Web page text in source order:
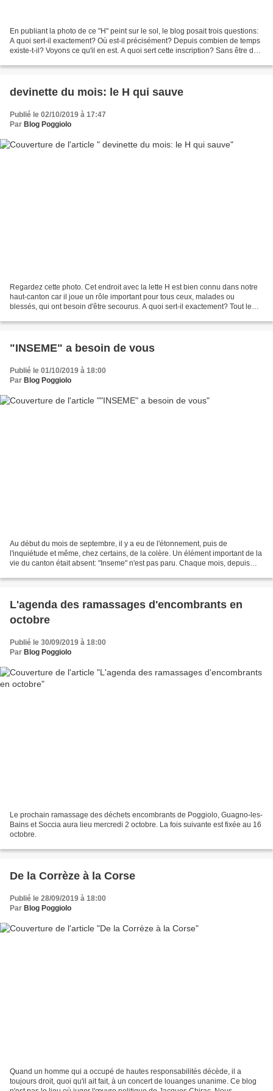
En publiant la photo de ce "H" peint sur le sol, le blog posait trois questions:
A quoi sert-il exactement? Où est-il précisément? Depuis combien de temps
existe-t-il? Voyons ce qu'il en est. A quoi sert cette inscription? Sans être de
devinette du mois: le H qui sauve
Publié le 02/10/2019 à 17:47
Par Blog Poggiolo
Regardez cette photo. Cet endroit avec la lette H est bien connu dans notre
haut-canton car il joue un rôle important pour tous ceux, malades ou
blessés, qui ont besoin d'être secourus. A quoi sert-il exactement? Tout le
"INSEME" a besoin de vous
Publié le 01/10/2019 à 18:00
Par Blog Poggiolo
Au début du mois de septembre, il y a eu de l'étonnement, puis de
l'inquiétude et même, chez certains, de la colère. Un élément important de la
vie du canton était absent: "Inseme" n'est pas paru. Chaque mois, depuis
L'agenda des ramassages d'encombrants en
octobre
Publié le 30/09/2019 à 18:00
Par Blog Poggiolo
Le prochain ramassage des déchets encombrants de Poggiolo, Guagno-les-
Bains et Soccia aura lieu mercredi 2 octobre. La fois suivante est fixée au 16
octobre.
De la Corrèze à la Corse
Publié le 28/09/2019 à 18:00
Par Blog Poggiolo
Quand un homme qui a occupé de hautes responsabilités décède, il a
toujours droit, quoi qu'il ait fait, à un concert de louanges unanime. Ce blog